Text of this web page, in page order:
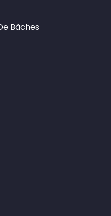
Bâches